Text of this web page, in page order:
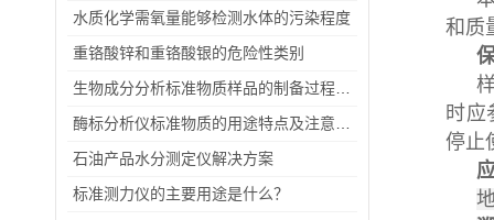
水质化学需氧量能够检测水体的污染程度
重铬酸锌和重铬酸银的危险性类别
石油产品水分测定仪解决方案
标准测力仪的主要用途是什么？
和质
时应
停止